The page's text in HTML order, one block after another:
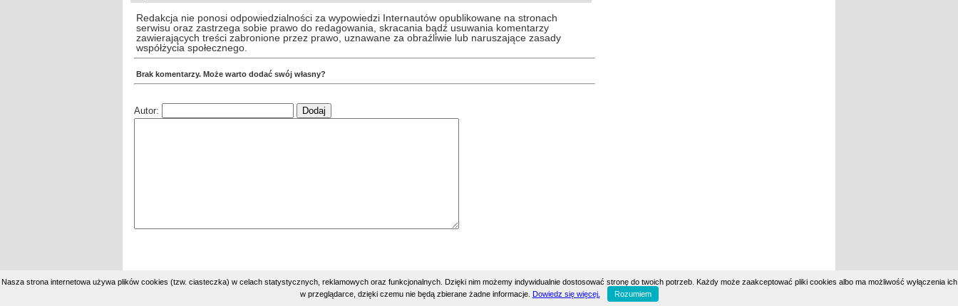
Redakcja nie ponosi odpowiedzialności za wypowiedzi Internautów opublikowane na stronach
serwisu oraz zastrzega sobie prawo do redagowania, skracania bądź usuwania komentarzy
zawierających treści zabronione przez prawo, uznawane za obraźliwie lub naruszające zasady
współżycia społecznego.
Brak komentarzy. Może warto dodać swój własny?
Autor:
| Load: 31.66 | SQL: 18 | Uptime: 9 days, 10:24 h:m | Wszelkie uwagi prosimy zgłaszać pod adresem eddy@heh.pl
Nasza strona internetowa używa plików cookies (tzw. ciasteczka) w celach statystycznych, reklamowych oraz funkcjonalnych. Dzięki nim możemy indywidualnie dostosować stronę do twoich potrzeb. Każdy może zaakceptować pliki cookies albo ma możliwość wyłączenia ich
w przeglądarce, dzięki czemu nie będą zbierane żadne informacje. Dowiedz się więcej. Rozumiem